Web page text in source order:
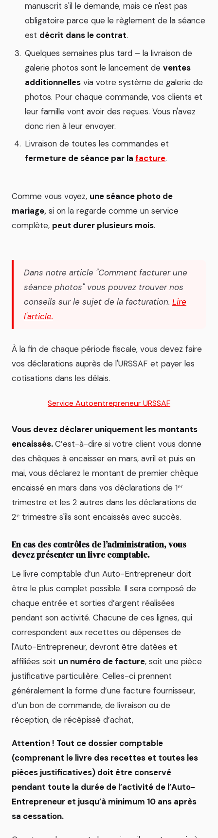
manuscrit s'il le demande, mais ce n'est pas
obligatoire parce que le règlement de la séance
est décrit dans le contrat.
Quelques semaines plus tard – la livraison de
galerie photos sont le lancement deventes
additionnelles via votre système de galerie de
photos. Pour chaque commande, vos clients et
leur famille vont avoir des reçues. Vous n'avez
donc rien à leur envoyer.
Livraison de toutes les commandes et
fermeture de séance par lafacture.
Comme vous voyez, une séance photo de
mariage, si on la regarde comme un service
complète, peut durer plusieurs mois.
Dans notre article "Comment facturer une
séance photos" vous pouvez trouver nos
conseils sur le sujet de la facturation. Lire
l'article.
À la fin de chaque période fiscale, vous devez faire
vos déclarations auprès de l'URSSAF et payer les
cotisations dans les délais.
Service Autoentrepreneur URSSAF
Vous devez déclarer uniquement les montants
encaissés.C’est-à-dire si votre client vous donne
des chèques à encaisser en mars, avril et puis en
mai, vous déclarez le montant de premier chèque
encaissé en mars dans vos déclarations de 1ᵉʳ
trimestre et les 2 autres dans les déclarations de
2ᵉ trimestre s'ils sont encaissés avec succès.
En cas des contrôles de l’administration, vous
devez présenter un livre comptable.
Le livre comptable d’un Auto-Entrepreneur doit
être le plus complet possible. Il sera composé de
chaque entrée et sorties d’argent réalisées
pendant son activité. Chacune de ces lignes, qui
correspondent aux recettes ou dépenses de
l'Auto-Entrepreneur, devront être datées et
affiliées soit un numéro de facture, soit une pièce
justificative particulière. Celles-ci prennent
généralement la forme d’une facture fournisseur,
d’un bon de commande, de livraison ou de
réception, de récépissé d’achat,
Attention ! Tout ce dossier comptable
(comprenant le livre des recettes et toutes les
pièces justificatives) doit être conservé
pendant toute la durée de l’activité de l’Auto-
Entrepreneur et jusqu’à minimum 10 ans après
sa cessation.